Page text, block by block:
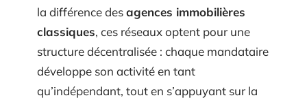
la différence desagences immobilières
classiques, ces réseaux optent pour une
structure décentralisée : chaque mandataire
développe son activité en tant
qu’indépendant, tout en s’appuyant sur la